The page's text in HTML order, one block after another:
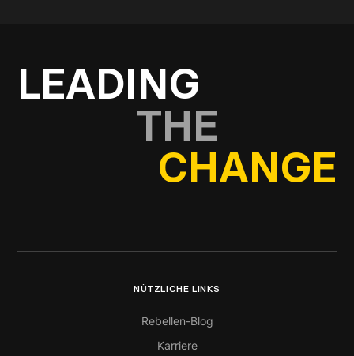
LEADING
THE
CHANGE
NÜTZLICHE LINKS
Rebellen-Blog
Karriere